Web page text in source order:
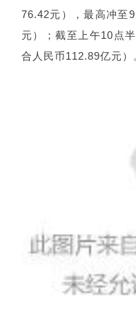
76.42元），最高冲至
元）；截至上午10点
合人民币112.89亿元）